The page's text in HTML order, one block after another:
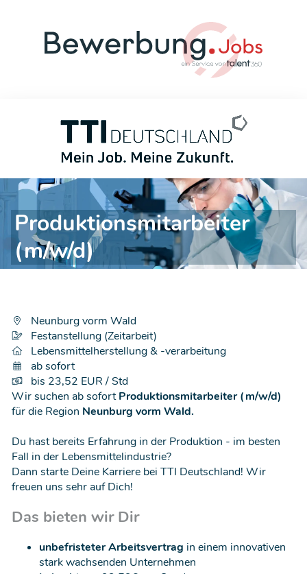
Produktionsmitarbeiter
(m/w/d)
Neunburg vorm Wald
Festanstellung (Zeitarbeit)
Lebensmittelherstellung & -verarbeitung
ab sofort
bis 23,52 EUR / Std
Wir suchen ab sofortProduktionsmitarbeiter (m/w/d)
für die Region Neunburg vorm Wald.
Du hast bereits Erfahrung in der Produktion - im besten
Fall in der Lebensmittelindustrie?
Dann starte Deine Karriere bei TTI Deutschland! Wir
freuen uns sehr auf Dich!
Das bieten wir Dir
unbefristeter Arbeitsvertrag in einem innovativen
stark wachsenden Unternehmen